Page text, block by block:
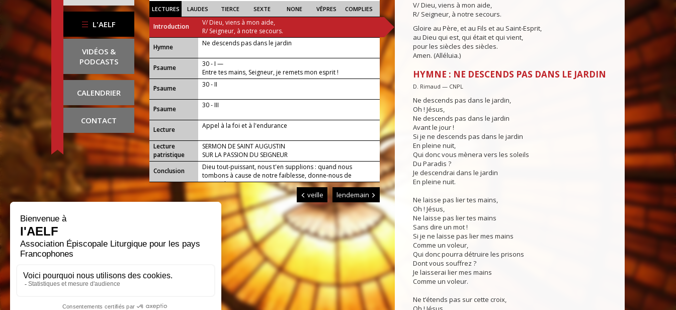
L'AELF
VIDÉOS &
PODCASTS
CALENDRIER
CONTACT
LECTURES LAUDES TIERCE SEXTE NONE VÊPRES COMPLIES
Introduction
V/ Dieu, viens à mon aide,
R/ Seigneur, à notre secours.
...
Hymne Ne descends pas dans le jardin
Psaume
30 - I —
Entre tes mains, Seigneur, je remets mon esprit !
Psaume
30 - II
Psaume 30 - III
Lecture Appel à la foi et à l'endurance
Lecture
patristique
SERMON DE SAINT AUGUSTIN
SUR LA PASSION DU SEIGNEUR
Conclusion
Dieu tout-puissant, nous t'en supplions : quand nous
tombons à cause de notre faiblesse, donne-nous de
reprend...
veille lendemain
V/ Dieu, viens à mon aide,
R/ Seigneur, à notre secours.
Gloire au Père, et au Fils et au Saint-Esprit,
au Dieu qui est, qui était et qui vient,
pour les siècles des siècles.
Amen. (Alléluia.)
HYMNE : NE DESCENDS PAS DANS LE JARDIN
D. Rimaud — CNPL
Ne descends pas dans le jardin,
Oh ! Jésus,
Ne descends pas dans le jardin
Avant le jour !
Si je ne descends pas dans le jardin
En pleine nuit,
Qui donc vous mènera vers les soleils
Du Paradis ?
Je descendrai dans le jardin
En pleine nuit.
Ne laisse pas lier tes mains,
Oh ! Jésus,
Ne laisse pas lier tes mains
Sans dire un mot !
Si je ne laisse pas lier mes mains
Comme un voleur,
Qui donc pourra détruire les prisons
Dont vous souffrez ?
Je laisserai lier mes mains
Comme un voleur.
Ne t’étends pas sur cette croix,